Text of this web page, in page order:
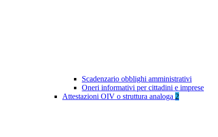
Scadenzario obblighi amministrativi
Oneri informativi per cittadini e imprese
Attestazioni OIV o struttura analoga 2